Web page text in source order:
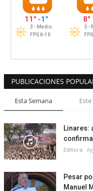
PUBLICACIONES
Esta Semana
Linares:
Editora
Pesar
Manuel